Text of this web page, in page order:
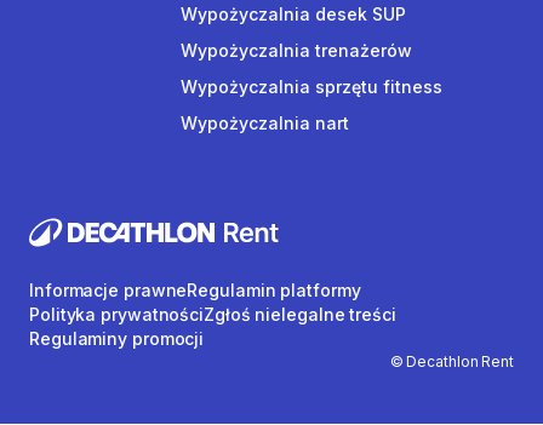
Wypożyczalnia desek SUP
Wypożyczalnia trenażerów
Wypożyczalnia sprzętu fitness
Wypożyczalnia nart
© Decathlon Rent
Informacje prawneRegulamin platformy
Polityka prywatnościZgłoś nielegalne treści
Regulaminy promocji